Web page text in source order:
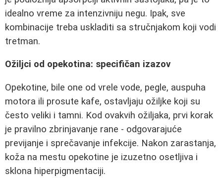
idealno vreme za intenzivniju negu. Ipak, sve
kombinacije treba uskladiti sa stručnjakom koji vodi
tretman.
Ožiljci od opekotina: specifičan izazov
Opekotine, bile one od vrele vode, pegle, auspuha
motora ili prosute kafe, ostavljaju ožiljke koji su
često veliki i tamni. Kod ovakvih ožiljaka, prvi korak
je pravilno zbrinjavanje rane - odgovarajuće
previjanje i sprečavanje infekcije. Nakon zarastanja,
koža na mestu opekotine je izuzetno osetljiva i
sklona hiperpigmentaciji.